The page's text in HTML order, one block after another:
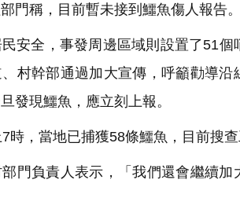
門稱，目前暫未接到鱷魚傷人報告。
安全，事發周邊區域則設置了51
村幹部通過加大宣傳，呼籲勸導
發現鱷魚，應立刻上報。
，當地已捕獲58條鱷魚，目前搜查
門負責人表示，「我們還會繼續加